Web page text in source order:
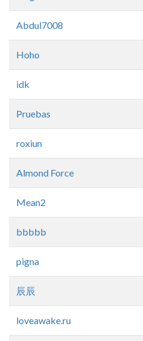
Abdul7008
Hoho
idk
Pruebas
roxiun
Almond Force
Mean2
bbbbb
pigna
辰辰
loveawake.ru